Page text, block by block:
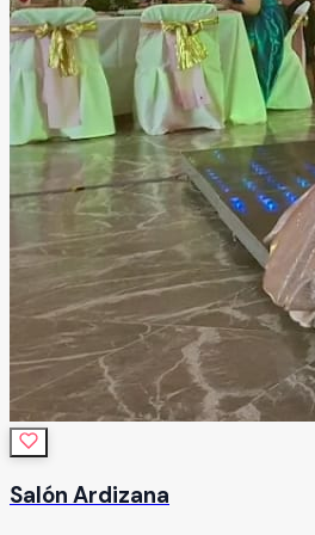
Salón Ardizana